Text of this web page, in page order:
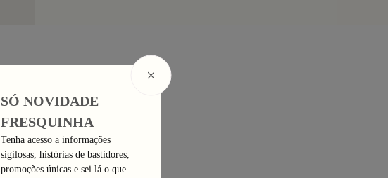
SÓ NOVIDADE
FRESQUINHA
Tenha acesso a informações
sigilosas, histórias de bastidores,
promoções únicas e sei lá o que
fundo branco._